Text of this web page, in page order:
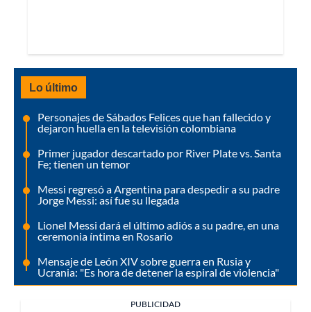
Lo último
Personajes de Sábados Felices que han fallecido y
dejaron huella en la televisión colombiana
Primer jugador descartado por River Plate vs. Santa
Fe; tienen un temor
Messi regresó a Argentina para despedir a su padre
Jorge Messi: así fue su llegada
Lionel Messi dará el último adiós a su padre, en una
ceremonia íntima en Rosario
Mensaje de León XIV sobre guerra en Rusia y
Ucrania: "Es hora de detener la espiral de violencia"
PUBLICIDAD